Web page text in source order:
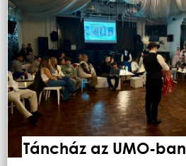
Táncház az UMO-ban